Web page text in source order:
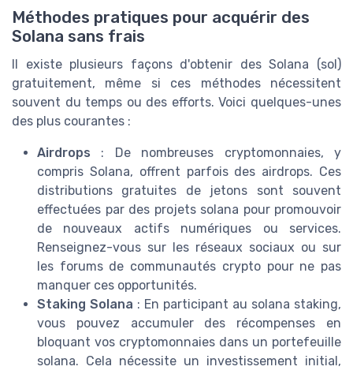
Méthodes pratiques pour acquérir des
Solana sans frais
Il existe plusieurs façons d'obtenir des Solana (sol)
gratuitement, même si ces méthodes nécessitent
souvent du temps ou des efforts. Voici quelques-unes
des plus courantes :
Airdrops : De nombreuses cryptomonnaies, y
compris Solana, offrent parfois des airdrops. Ces
distributions gratuites de jetons sont souvent
effectuées par des projets solana pour promouvoir
de nouveaux actifs numériques ou services.
Renseignez-vous sur les réseaux sociaux ou sur
les forums de communautés crypto pour ne pas
manquer ces opportunités.
Staking Solana : En participant au solana staking,
vous pouvez accumuler des récompenses en
bloquant vos cryptomonnaies dans un portefeuille
solana. Cela nécessite un investissement initial,